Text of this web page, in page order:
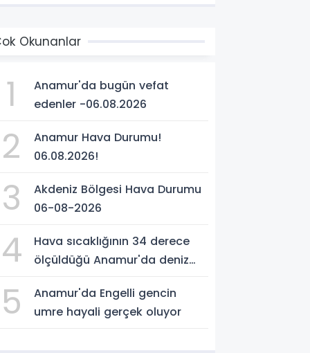
Okunanlar
1
Anamur'da bugün vefat
edenler -06.08.2026
2
Anamur Hava Durumu!
06.08.2026!
3
Akdeniz Bölgesi Hava Durumu
06-08-2026
4
Hava sıcaklığının 34 derece
ölçüldüğü Anamur'da deniz
gördü
5
Anamur'da Engelli gencin
umre hayali gerçek oluyor